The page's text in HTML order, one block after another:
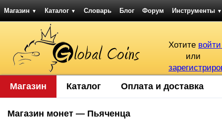
Магазин ▼ Каталог ▼ Словарь Блог Форум Инструменты ▼
Хотите
или
Магазин Каталог Оплата и доставка
Магазин монет — Пьяченца